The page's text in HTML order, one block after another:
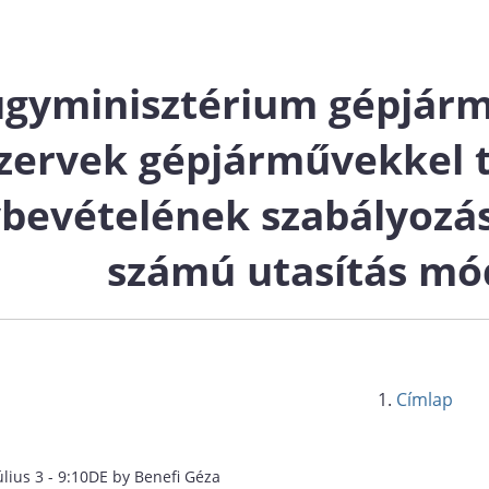
számú utasítás
Címlap
3 - 9:10DE by Benefi Géza